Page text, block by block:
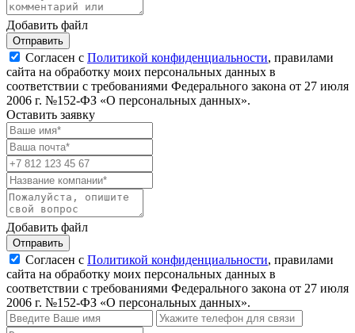
Добавить файл
Отправить
Согласен с Политикой конфиденциальности, правилами
сайта на обработку моих персональных данных в
соответствии с требованиями Федерального закона от 27 июля
2006 г. №152-ФЗ «О персональных данных».
Оставить заявку
Добавить файл
Отправить
Согласен с Политикой конфиденциальности, правилами
сайта на обработку моих персональных данных в
соответствии с требованиями Федерального закона от 27 июля
2006 г. №152-ФЗ «О персональных данных».